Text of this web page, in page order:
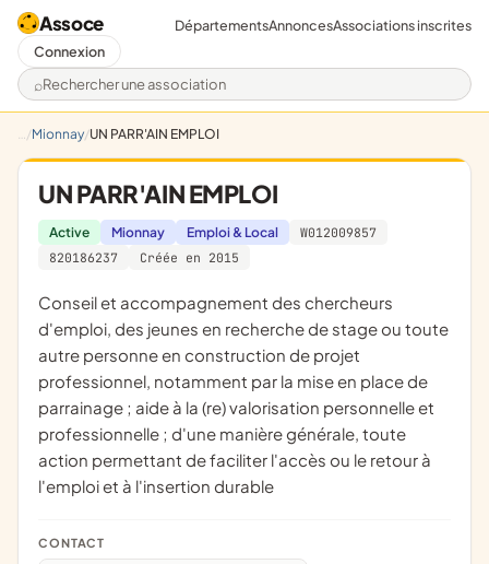
Assoce
Rechercher une association
DépartementsAnnoncesAssociations inscrites
Connexion
Mionnay UN PARR'AIN EMPLOI
UN PARR'AIN EMPLOI
Active Mionnay Emploi & Local
W012009857
820186237
Créée en 2015
conseil et accompagnement des chercheurs
d'emploi, des jeunes en recherche de stage ou toute
autre personne en construction de projet
professionnel, notamment par la mise en place de
parrainage ; aide à la (re) valorisation personnelle et
professionnelle ; d'une manière générale, toute
action permettant de faciliter l'accès ou le retour à
l'emploi et à l'insertion durable
CONTACT